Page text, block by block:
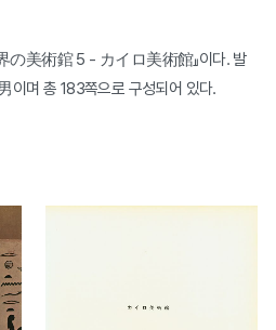
の美術錧 5 - カイロ美術館』이다. 발
며 총 183쪽으로 구성되어 있다.